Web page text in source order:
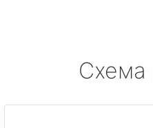
Схема